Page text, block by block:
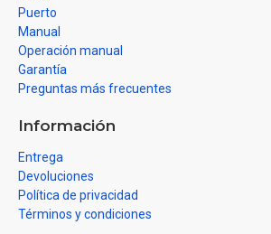
Puerto
Manual
Operación manual
Garantía
Preguntas más frecuentes
Información
Entrega
Devoluciones
Política de privacidad
Términos y condiciones